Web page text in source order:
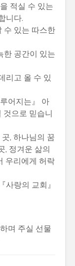
적실 수 있는
니다.
수 있는 따스한
한 공간이 있는
리고 올 수 있
어지는』 아
것으로 믿습니
, 하나님의 꿈
, 정겨운 삶의
우리에게 허락
사랑의 교회』
며 주실 선물